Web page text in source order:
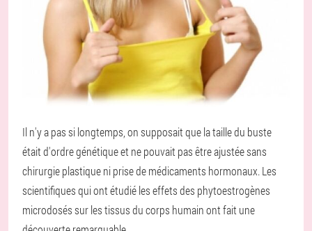
Il n'y a pas si longtemps, on supposait que la taille du buste
était d'ordre génétique et ne pouvait pas être ajustée sans
chirurgie plastique ni prise de médicaments hormonaux. Les
scientifiques qui ont étudié les effets des phytoestrogènes
microdosés sur les tissus du corps humain ont fait une